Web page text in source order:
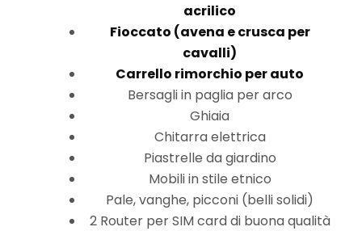
acrilico
Fioccato (avena e crusca per
cavalli)
Carrello rimorchio per auto
Bersagli in paglia per arco
Ghiaia
Chitarra elettrica
Piastrelle da giardino
Mobili in stile etnico
Pale, vanghe, picconi (belli solidi)
2 Router per SIM card di buona qualità